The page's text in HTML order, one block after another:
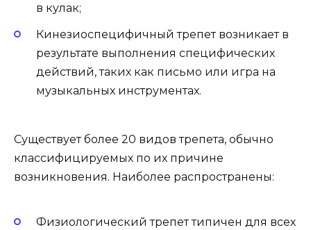
в кулак;
Кинезиоспецифичный трепет возникает в
результате выполнения специфических
действий, таких как письмо или игра на
музыкальных инструментах.
Существует более 20 видов трепета, обычно
классифицируемых по их причине
возникновения. Наиболее распространены:
Физиологический трепет типичен для всех